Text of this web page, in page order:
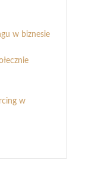
w biznesie
w